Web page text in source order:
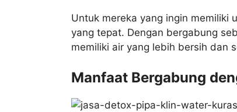
Untuk mereka yang ingin memiliki
yang tepat. Dengan bergabung
memiliki air yang lebih bersih dan
Manfaat Bergabung